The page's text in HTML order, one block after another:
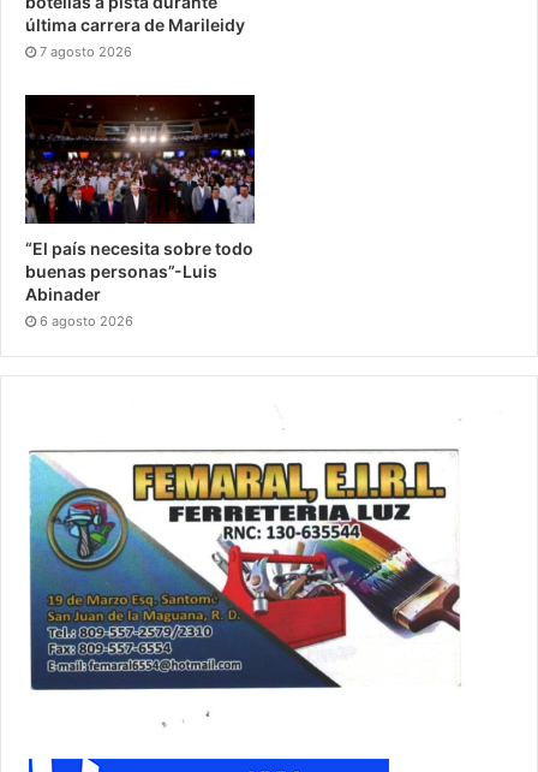
última carrera de Marileidy
7 agosto 2026
“El país necesita sobre todo
buenas personas”-Luis
Abinader
6 agosto 2026